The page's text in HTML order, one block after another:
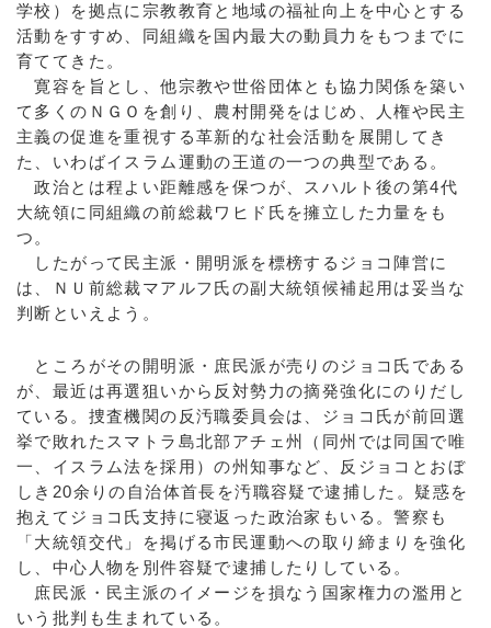
学校）を拠点に宗教教育と地域の福祉向上を中心とする
活動をすすめ、同組織を国内最大の動員力をもつまでに
育ててきた。
寛容を旨とし、他宗教や世俗団体とも協力関係を築い
て多くのＮＧＯを創り、農村開発をはじめ、人権や民主
主義の促進を重視する革新的な社会活動を展開してき
た、いわばイスラム運動の王道の一つの典型である。
政治とは程よい距離感を保つが、スハルト後の第4代
大統領に同組織の前総裁ワヒド氏を擁立した力量をも
つ。
したがって民主派・開明派を標榜するジョコ陣営に
は、ＮＵ前総裁マアルフ氏の副大統領候補起用は妥当な
判断といえよう。
ところがその開明派・庶民派が売りのジョコ氏である
が、最近は再選狙いから反対勢力の摘発強化にのりだし
ている。捜査機関の反汚職委員会は、ジョコ氏が前回選
挙で敗れたスマトラ島北部アチェ州（同州では同国で唯
一、イスラム法を採用）の州知事など、反ジョコとおぼ
しき20余りの自治体首長を汚職容疑で逮捕した。疑惑を
抱えてジョコ氏支持に寝返った政治家もいる。警察も
「大統領交代」を掲げる市民運動への取り締まりを強化
し、中心人物を別件容疑で逮捕したりしている。
庶民派・民主派のイメージを損なう国家権力の濫用と
いう批判も生まれている。